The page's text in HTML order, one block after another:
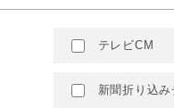
テレビCM
新聞折り込み